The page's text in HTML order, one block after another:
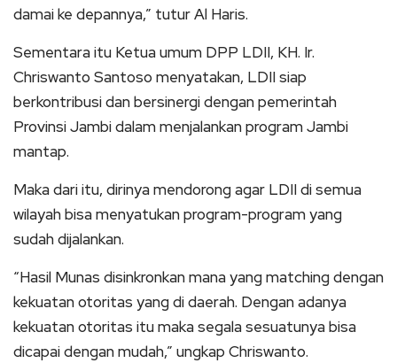
damai ke depannya,” tutur Al Haris.
Sementara itu Ketua umum DPP LDII, KH. Ir.
Chriswanto Santoso menyatakan, LDII siap
berkontribusi dan bersinergi dengan pemerintah
Provinsi Jambi dalam menjalankan program Jambi
mantap.
Maka dari itu, dirinya mendorong agar LDII di semua
wilayah bisa menyatukan program-program yang
sudah dijalankan.
“Hasil Munas disinkronkan mana yang matching dengan
kekuatan otoritas yang di daerah. Dengan adanya
kekuatan otoritas itu maka segala sesuatunya bisa
dicapai dengan mudah,” ungkap Chriswanto.